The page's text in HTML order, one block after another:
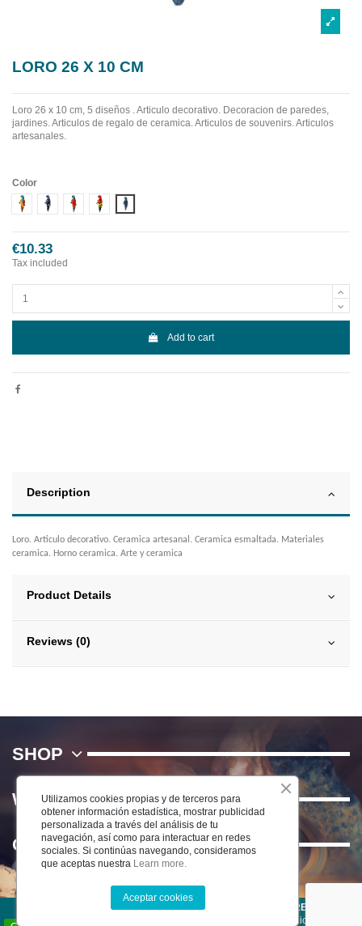
LORO 26 X 10 CM
Loro 26 x 10 cm, 5 diseños . Articulo decorativo. Decoracion de paredes,
jardines. Articulos de regalo de ceramica. Articulos de souvenirs. Articulos
artesanales.
Color
Diseño 1Diseño 2Diseño 3Diseño 4Diseño 5
€10.33
Tax included
Add to cart
Description
Loro. Articulo decorativo. Ceramica artesanal. Ceramica esmaltada. Materiales
ceramica. Horno ceramica. Arte y ceramica
Product Details
Reviews (0)
SHOP
WE
Contact us
©2022 CERÁMICA DEL RÍO SALADO S.L . TODOS LOS DERECHOS
RESERVADOS -
Condiciones de
Utilizamos cookies propias y de terceros para
obtener información estadística, mostrar publicidad
personalizada a través del análisis de tu
navegación, así como para interactuar en redes
sociales. Si continúas navegando, consideramos
que aceptas nuestra Learn more.
Aceptar cookies